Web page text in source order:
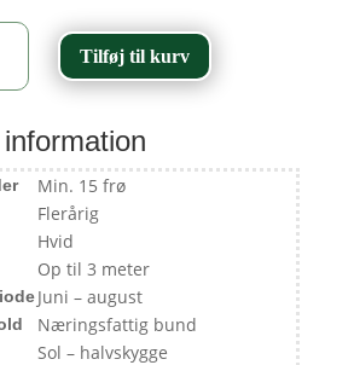
Tilføj til kurv
Min. 15 frø
Flerårig
Hvid
Op til 3 meter
Juni – august
Næringsfattig bund
Sol – halvskygge